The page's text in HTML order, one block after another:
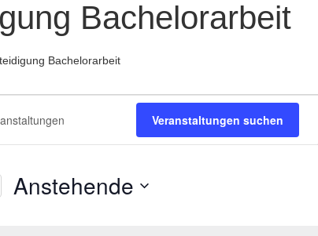
Bachelorarbeit
Bachelorarbeit
Veranstaltungen suchen
Anstehende